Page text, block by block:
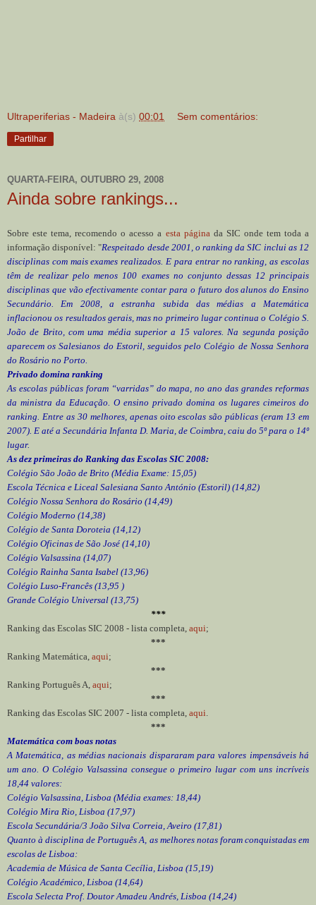
Ultraperiferias - Madeira à(s) 00:01 Sem comentários:
Partilhar
QUARTA-FEIRA, OUTUBRO 29, 2008
Ainda sobre rankings...
Sobre este tema, recomendo o acesso a esta página da SIC onde tem toda a
informação disponível: "Respeitado desde 2001, o ranking da SIC inclui as 12
disciplinas com mais exames realizados. E para entrar no ranking, as escolas
têm de realizar pelo menos 100 exames no conjunto dessas 12 principais
disciplinas que vão efectivamente contar para o futuro dos alunos do Ensino
Secundário. Em 2008, a estranha subida das médias a Matemática
inflacionou os resultados gerais, mas no primeiro lugar continua o Colégio S.
João de Brito, com uma média superior a 15 valores. Na segunda posição
aparecem os Salesianos do Estoril, seguidos pelo Colégio de Nossa Senhora
do Rosário no Porto.
Privado domina ranking
As escolas públicas foram “varridas” do mapa, no ano das grandes reformas
da ministra da Educação. O ensino privado domina os lugares cimeiros do
ranking. Entre as 30 melhores, apenas oito escolas são públicas (eram 13 em
2007). E até a Secundária Infanta D. Maria, de Coimbra, caiu do 5º para o 14º
lugar.
As dez primeiras do Ranking das Escolas SIC 2008:
Colégio São João de Brito (Média Exame: 15,05)
Escola Técnica e Liceal Salesiana Santo António (Estoril) (14,82)
Colégio Nossa Senhora do Rosário (14,49)
Colégio Moderno (14,38)
Colégio de Santa Doroteia (14,12)
Colégio Oficinas de São José (14,10)
Colégio Valsassina (14,07)
Colégio Rainha Santa Isabel (13,96)
Colégio Luso-Francês (13,95 )
Grande Colégio Universal (13,75)
***
Ranking das Escolas SIC 2008 - lista completa, aqui;
***
Ranking Matemática, aqui;
***
Ranking Português A, aqui;
***
Ranking das Escolas SIC 2007 - lista completa, aqui
***
Matemática com boas notas
A Matemática, as médias nacionais dispararam para valores impensáveis há
um ano. O Colégio Valsassina consegue o primeiro lugar com uns incríveis
18,44 valores:
Colégio Valsassina, Lisboa (Média exames: 18,44)
Colégio Mira Rio, Lisboa (17,97)
Escola Secundária/3 João Silva Correia, Aveiro (17,81)
Quanto à disciplina de Português A, as melhores notas foram conquistadas em
escolas de Lisboa:
Academia de Música de Santa Cecília, Lisboa (15,19)
Colégio Académico, Lisboa (14,64)
Escola Selecta Prof. Doutor Amadeu Andrés, Lisboa (14,24)